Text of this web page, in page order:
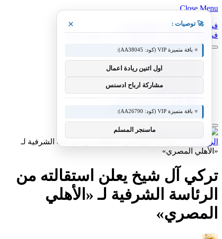
Close Menu
فيسبوك X (Twitter)
فيسبوك X (Twitter) الانستغرام بينتيريست فيميو
معدات وصناعات
سيارات ومعدات
منوعات التقنية
عالم المحركات والسيارات
الرئيسية
تركي آل شيخ يعلن استقالته من الرئاسة الشرفية لـ
«الأهلي المصري»
تركي آل شيخ يعلن استقالته من
الرئاسة الشرفية لـ «الأهلي
المصري»
🚀 توصيات : ×
⭐ باقة متميزة VIP (كود: AA38045):
اول اثنين ريادة اعمال
مشاركة ارباح ادسنس
⭐ باقة متميزة VIP (كود: AA26790):
ماسنجر المسلم